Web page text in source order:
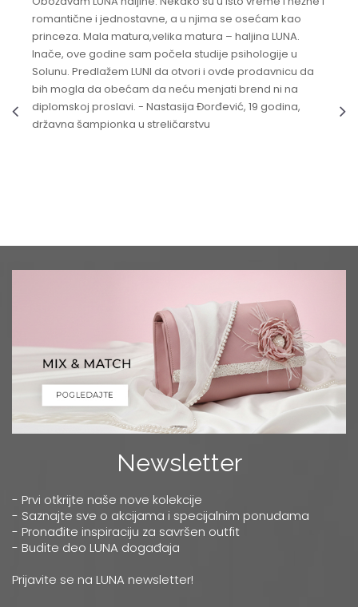
romantične i jednostavne, a u njima se osećam kao
princeza. Mala matura,velika matura – haljina LUNA.
Inače, ove godine sam počela studije psihologije u
Solunu. Predlažem LUNI da otvori i ovde prodavnicu da
bih mogla da obećam da neću menjati brend ni na
diplomskoj proslavi. - Nastasija Đorđević, 19 godina,
državna šampionka u streličarstvu
Newsletter
- Prvi otkrijte naše nove kolekcije
- Saznajte sve o akcijama i specijalnim ponudama
- Pronađite inspiraciju za savršen outfit
- Budite deo LUNA događaja
Prijavite se na LUNA newsletter!